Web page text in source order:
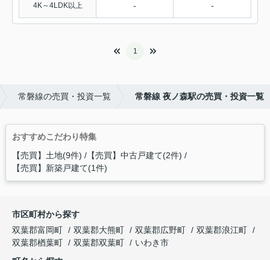
4K～4LDK以上 - -
1
常磐線の売買・投資一覧 常磐線 夜ノ森駅の売買・投資一覧
おすすめこだわり特集
【売買】土地(9件) 【売買】中古戸建て(2件)
【売買】新築戸建て(1件)
市区町村から探す
双葉郡富岡町
双葉郡大熊町 双葉郡広野町
双葉郡浪江町
双葉郡楢葉町
双葉郡双葉町
いわき市